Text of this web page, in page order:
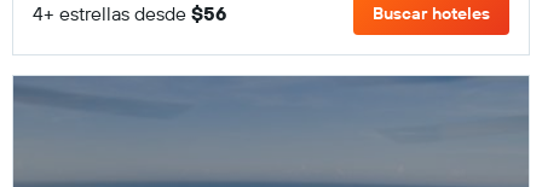
4+ estrellas desde $56 Buscar hoteles